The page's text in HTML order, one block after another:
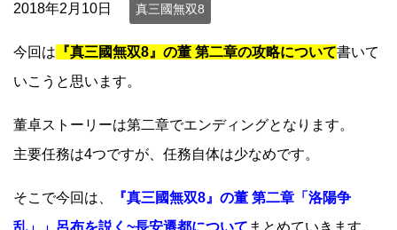
2018年2月10日 真三國無双8
今回は 『真三國無双8』の董 第二章の攻略について書いて
いこうと思います。
董卓ストーリーは第二章でエンディングとなります。
主要任務は4つですが、任務自体は少なめです。
そこで今回は、
『真三國無双8』の董 第二章「洛陽争
乱」」呂布を説く~長安遷都について まとめていきます。